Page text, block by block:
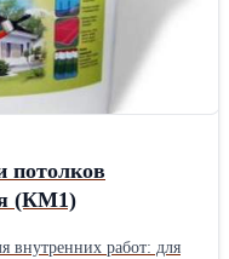
потолков
(КМ1)
внутренних работ: для